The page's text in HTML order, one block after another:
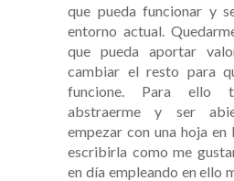
que pueda funcionar y
entorno actual.
que pueda aportar
cambiar el resto para
funcione. Para ello
abstraerme y ser
empezar con una hoja
escribirla como me
en día empleando en ello